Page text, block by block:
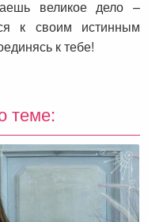
великое дело –
к своим истинным
к тебе!
теме: